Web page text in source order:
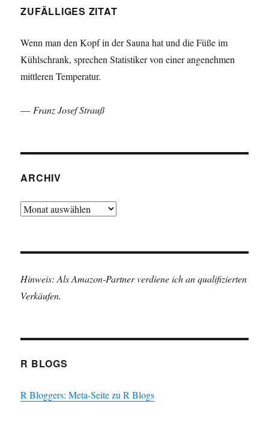
ZUFÄLLIGES ZITAT
Wenn man den Kopf in der Sauna hat und die Füße im
Kühlschrank, sprechen Statistiker von einer angenehmen
mittleren Temperatur.
— Franz Josef Strauß
ARCHIV
Archiv
Hinweis: Als Amazon-Partner verdiene ich an qualifizierten
Verkäufen.
R BLOGS
R Bloggers: Meta-Seite zu R Blogs